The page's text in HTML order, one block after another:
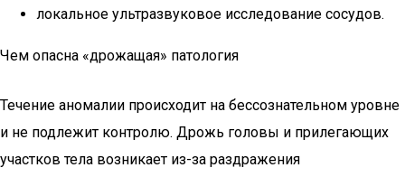
локальное ультразвуковое исследование сосудов.
Чем опасна «дрожащая» патология
Течение аномалии происходит на бессознательном уровне
и не подлежит контролю. Дрожь головы и прилегающих
участков тела возникает из-за раздражения